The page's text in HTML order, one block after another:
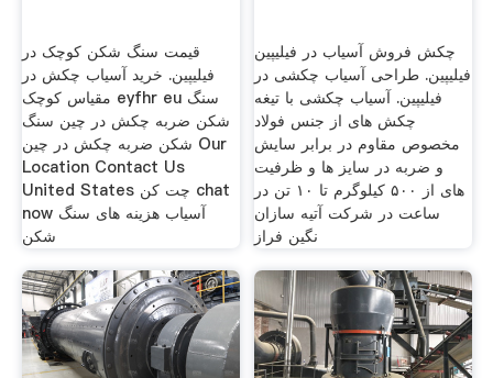
قیمت سنگ شکن کوچک در
فیلیپین. خرید آسیاب چکش در
مقیاس کوچک eyfhr eu سنگ
شکن ضربه چکش در چین سنگ
شکن ضربه چکش در چین Our
Location Contact Us
United States چت کن chat
now آسیاب هزینه های سنگ
شکن
چکش فروش آسیاب در فیلیپین
فیلیپین. طراحی آسیاب چکشی در
فیلیپین. آسیاب چکشی با تیغه
چکش های از جنس فولاد
مخصوص مقاوم در برابر سایش
و ضربه در سایز ها و ظرفیت
های از ۵۰۰ کیلوگرم تا ۱۰ تن در
ساعت در شرکت آتیه سازان
نگین فراز